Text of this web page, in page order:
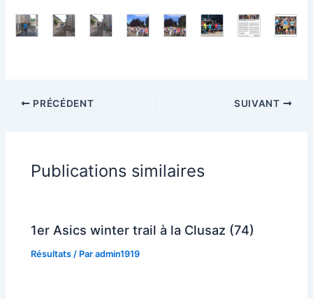
PRÉCÉDENT SUIVANT
Publications similaires
1er Asics winter trail à la Clusaz (74)
Résultats / Paradmin1919